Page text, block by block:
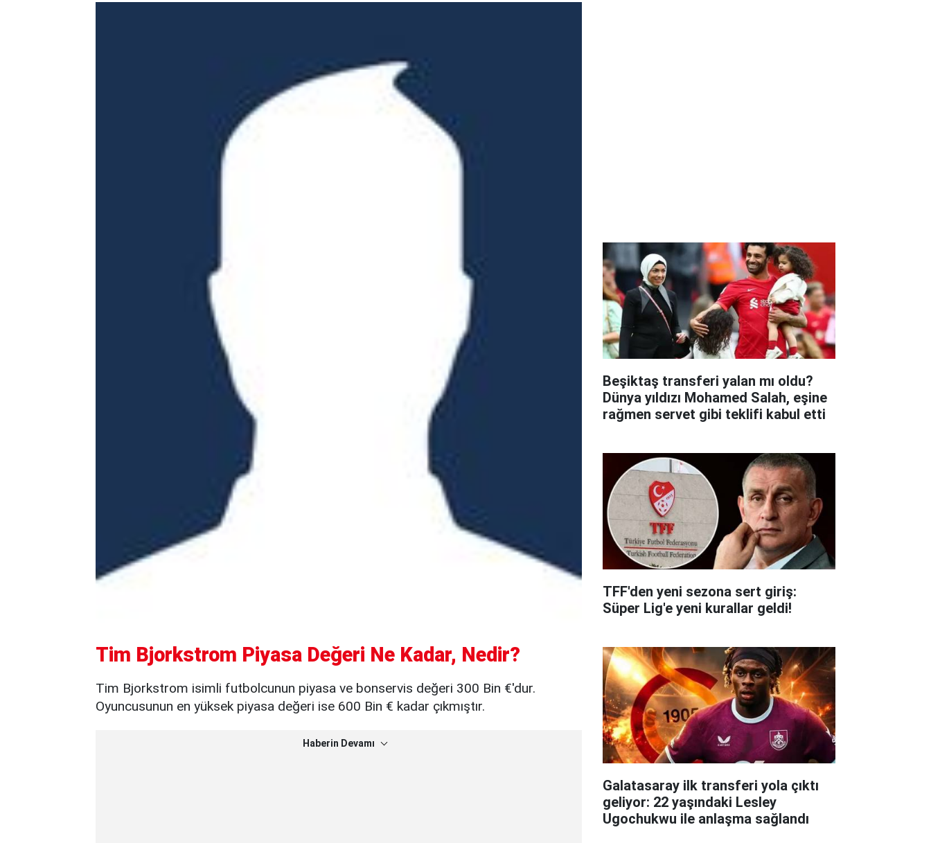
Tim Bjorkstrom Piyasa Değeri Ne Kadar, Nedir?
Tim Bjorkstrom isimli futbolcunun piyasa ve bonservis değeri 300 Bin €'dur.
Oyuncusunun en yüksek piyasa değeri ise 600 Bin € kadar çıkmıştır.
Haberin Devamı
Beşiktaş transferi yalan mı oldu?
Dünya yıldızı Mohamed Salah, eşine
rağmen servet gibi teklifi kabul etti
TFF'den yeni sezona sert giriş:
Süper Lig'e yeni kurallar geldi!
Galatasaray ilk transferi yola çıktı
geliyor: 22 yaşındaki Lesley
Ugochukwu ile anlaşma sağlandı